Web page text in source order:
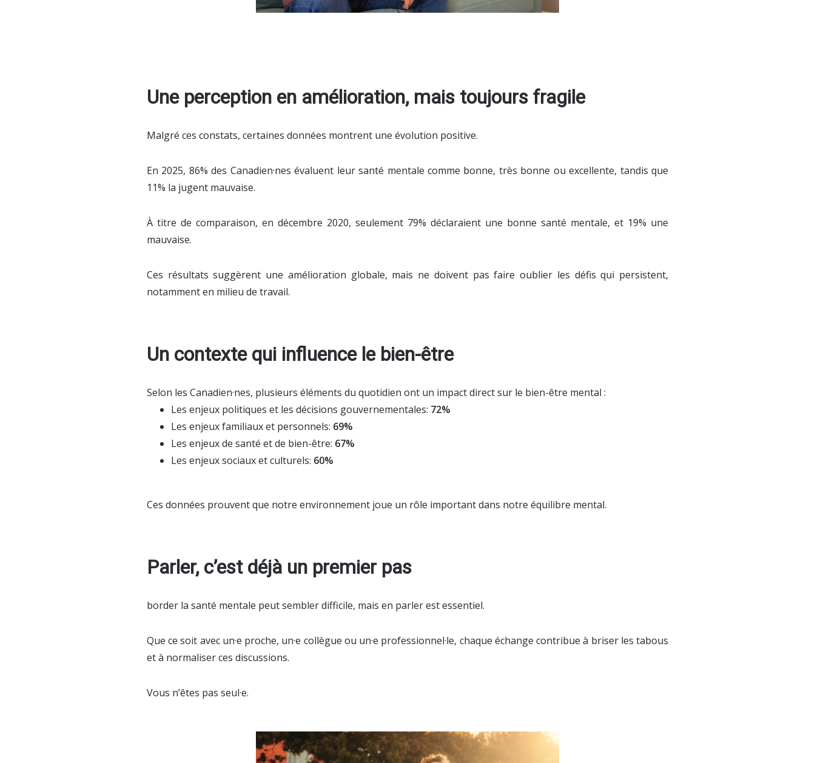
Une perception en amélioration, mais toujours fragile
Malgré ces constats, certaines données montrent une évolution positive.
En 2025, 86% des Canadien·nes évaluent leur santé mentale comme bonne, très bonne ou excellente, tandis que
11% la jugent mauvaise.
À titre de comparaison, en décembre 2020, seulement 79% déclaraient une bonne santé mentale, et 19% une
mauvaise.
Ces résultats suggèrent une amélioration globale, mais ne doivent pas faire oublier les défis qui persistent,
notamment en milieu de travail.
Un contexte qui influence le bien-être
Selon les Canadien·nes, plusieurs éléments du quotidien ont un impact direct sur le bien-être mental :
Les enjeux politiques et les décisions gouvernementales: 72%
Les enjeux familiaux et personnels: 69%
Les enjeux de santé et de bien-être: 67%
Les enjeux sociaux et culturels: 60%
Ces données prouvent que notre environnement joue un rôle important dans notre équilibre mental.
Parler, c’est déjà un premier pas
border la santé mentale peut sembler difficile, mais en parler est essentiel.
Que ce soit avec un·e proche, un·e collègue ou un·e professionnel·le, chaque échange contribue à briser les tabous
et à normaliser ces discussions.
Vous n’êtes pas seul·e.